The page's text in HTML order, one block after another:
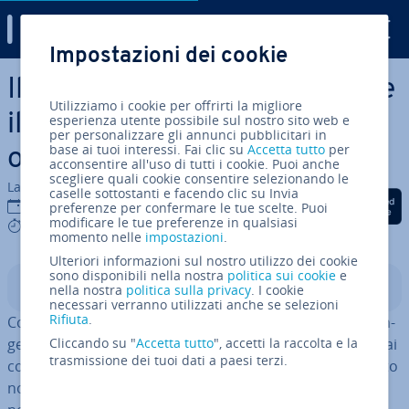
Vai al contenuto prin­ci­pa­le
Il metodo WOOP: rag­giun­ge­re
il successo no­no­stan­te gli
ostacoli
La redazione di IONOS
12 set 2023
4 mins
Condividi via Facebook
Condividi via Twitter
Condividi via
Indice
Con­cen­tra­te­vi sul vostro obiettivo e riu­sci­re­te a rag­giun­
ger­lo: questo principio è stato insegnato per decenni dai
coach della pro­dut­ti­vi­tà. Ma questo ottimismo pre­scrit­to
non funziona per tutti. I dubbi e gli eventuali problemi
Impostazioni dei cookie
Utilizziamo i cookie per offrirti la migliore
esperienza utente possibile sul nostro sito web e
per personalizzare gli annunci pubblicitari in
base ai tuoi interessi. Fai clic suAccetta tutto per
acconsentire all'uso di tutti i cookie. Puoi anche
scegliere quali cookie consentire selezionando le
caselle sottostanti e facendo clic su Invia
preferenze per confermare le tue scelte. Puoi
modificare le tue preferenze in qualsiasi
momento nelle impostazioni.
Ulteriori informazioni sul nostro utilizzo dei cookie
sono disponibili nella nostra politica sui cookie e
nella nostra politica sulla privacy. I cookie
necessari verranno utilizzati anche se selezioni
Rifiuta.
Cliccando su "Accetta tutto", accetti la raccolta e la
trasmissione dei tuoi dati a paesi terzi.